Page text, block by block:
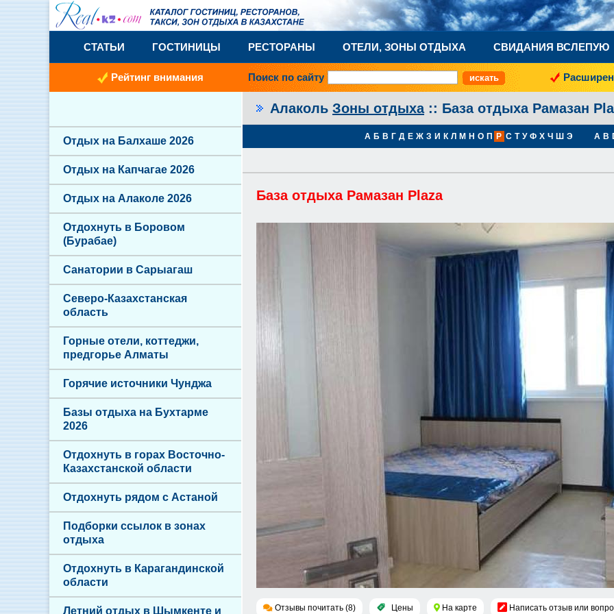
СТАТЬИ ГОСТИНИЦЫ РЕСТОРАНЫ ОТЕЛИ, ЗОНЫ ОТДЫХА СВИДАНИЯ ВСЛЕПУЮ
Рейтинг внимания Поиск по сайту
Алаколь Зоны отдыха:: База отдыха Рамазан
А Б В Г Д Е Ж З И К Л М Н О П Р С Т У Ф Х Ч Ш Э A B
База отдыха Рамазан Plaza
Отзывы почитать (8) Цены На карте Написать отзыв или
Отдых на Балхаше 2026
Отдых на Капчагае 2026
Отдых на Алаколе 2026
Отдохнуть в Боровом
(Бурабае)
Санатории в Сарыагаш
Северо-Казахстанская
область
Горные отели, коттеджи,
предгорье Алматы
Горячие источники Чунджа
Базы отдыха на Бухтарме
2026
Отдохнуть в горах Восточно-
Казахстанской области
Отдохнуть рядом с Астаной
Подборки ссылок в зонах
отдыха
Отдохнуть в Карагандинской
области
Летний отдых в Шымкенте и